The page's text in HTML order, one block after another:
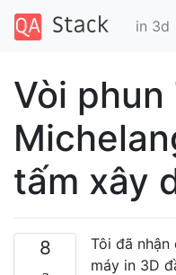
in 3d
Vòi phun
tấm xây
8
Tôi đã
máy in 3D